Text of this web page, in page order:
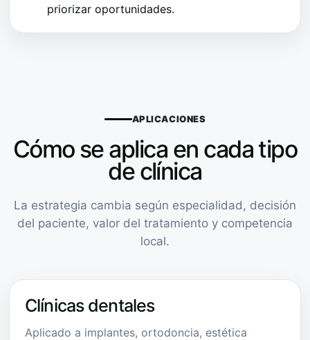
priorizar oportunidades.
APLICACIONES
Cómo se aplica en cada tipo
de clínica
La estrategia cambia según especialidad, decisión
del paciente, valor del tratamiento y competencia
local.
Clínicas dentales
Aplicado a implantes, ortodoncia, estética